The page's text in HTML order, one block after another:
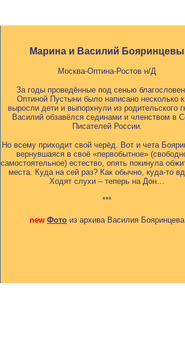
Марина и Василий Бояринцевы
Москва-Оптина-Ростов н/Д
За годы проведённые под сенью
Оптиной Пустыни было написано несколько
выросли дети и выпорхнули из родительского
Василий обзавёлся сединами и членством в
Писателей России.
Но всему приходит свой черёд. Вот и чета
вернувшаяся в своё «первобытное»
самостоятельное) естество, опять покинула
места. Куда на сей раз? Как обычно, куда-то
Ходят слухи – теперь на Дон…
***
new Фото из архива Василия Бояринцева